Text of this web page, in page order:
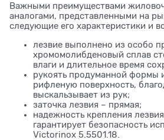
Важными преимуществами
аналогами, представленными на
следующие его характеристики и
лезвие выполнено из особо
хромомолибденовый сплав
влаги и длительное время
рукоять продуманной формы
рифленую поверхность,
выскальзывает из рук;
заточка лезвия – прямая;
надежность крепления
гарантирует безопасность
Victorinox 5.5501.18.